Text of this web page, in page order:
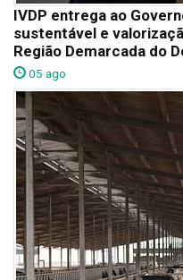
IVDP entrega ao
sustentável e
Região Demarcada do
05 ago